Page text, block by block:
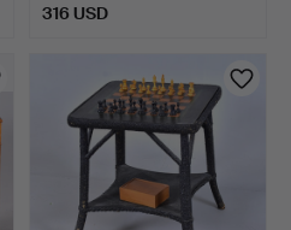
316 USD